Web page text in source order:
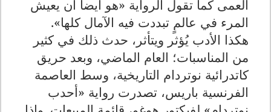
العمى كما تقول الرواية «هو أيضا أن يعيش
المرء في عالمٍ تبددت فيه الآمال كلها».
هكذا الأدب يُؤثر ويتأثر، حدث ذلك في كثير
من المناسبات؛ العام الماضي، وبعد حريق
كاتدرائية نوتردام التاريخية، وسط العاصمة
الفرنسية باريس، تصدرت رواية «أحدب